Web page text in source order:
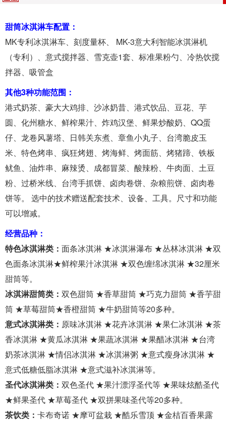
甜筒冰淇淋车配置：
MK专利冰淇淋车、刻度量杯、 MK-3意大利智能冰淇淋机
（专利）、意式搅拌器、雪克壶1套、标准果粉勺、冷热饮搅
拌器、吸管盒
其他3种功能范围：
港式奶茶、豪大大鸡排、沙冰奶昔、港式饮品、豆花、芋
圆、化州糖水、鲜榨果汁、炸鸡汉堡、鲜果炒酸奶、QQ蛋
仔、龙卷风薯塔、日韩关东煮、章鱼小丸子、台湾脆皮玉
米、特色烤串、疯狂烤翅、烤海鲜、烤面筋、烤猪蹄、铁板
鱿鱼、油炸串、麻辣烫、成都冒菜、酸辣粉、牛肉面、土豆
粉、过桥米线、台湾手抓饼、卤肉卷饼、杂粮煎饼、卤肉卷
饼等。 选中的技术赠送配套技术、设备、工具。尺寸和功能
可以增减。
经营品种：
特色冰淇淋类： 面条冰淇淋 ★冰淇淋瀑布 ★丛林冰淇淋 ★双
色面条冰淇淋★鲜榨果汁冰淇淋 ★双色缠绵冰淇淋 ★32厘米
甜筒等。
冰淇淋甜筒类： 双色甜筒 ★香草甜筒 ★巧克力甜筒 ★香芋甜
筒 ★草莓甜筒★香橙甜筒 ★牛奶甜筒等20多种。
意式冰淇淋类： 原味冰淇淋 ★花卉冰淇淋 ★果仁冰淇淋 ★茶
香冰淇淋 ★黄瓜冰淇淋 ★果蔬冰淇淋 ★果醋冰淇淋 ★台湾
奶茶冰淇淋 ★情侣冰淇淋 ★冰淇淋粥 ★意式瘦身冰淇淋 ★
意式低糖低脂冰淇淋 ★意式滋补冰淇淋等。
圣代冰淇淋类： 双色圣代 ★果汁漂浮圣代等 ★果味炫酷圣代
★鲜果圣代 ★草莓圣代 ★双拼果味圣代等20多种。
茶饮类： 卡布奇诺 ★摩可盆栽 ★酷乐雪顶 ★金桔百香果露